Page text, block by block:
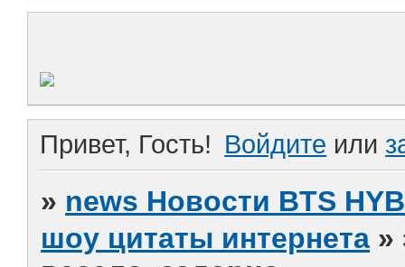
Привет, Гость! Войдите или
» news Новости BTS
шоу цитаты интернета »